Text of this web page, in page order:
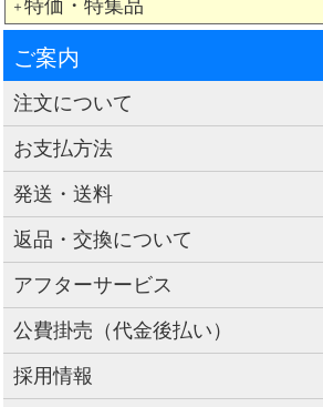
＋ 特価・特集品
ご案内
注文について
お支払方法
発送・送料
返品・交換について
アフターサービス
公費掛売（代金後払い）
採用情報